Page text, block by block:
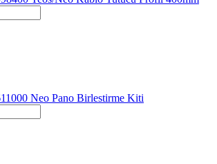
Neo Pano Birlestirme Kiti